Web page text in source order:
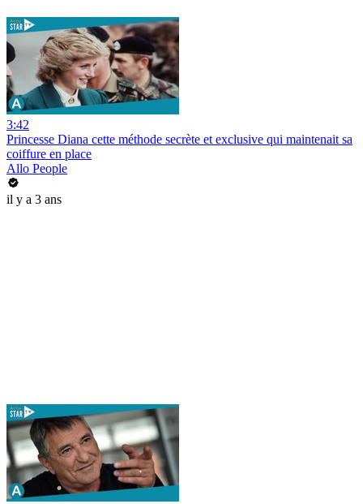
3:42
Princesse Diana cette méthode secrète et exclusive qui maintenait sa
coiffure en place
Allo People
il y a 3 ans